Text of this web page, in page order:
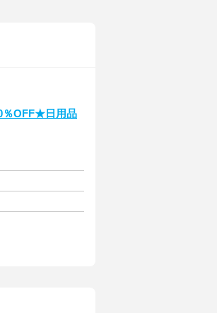
％OFF★日用品